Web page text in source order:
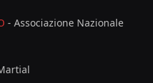
- Associazione Nazionale